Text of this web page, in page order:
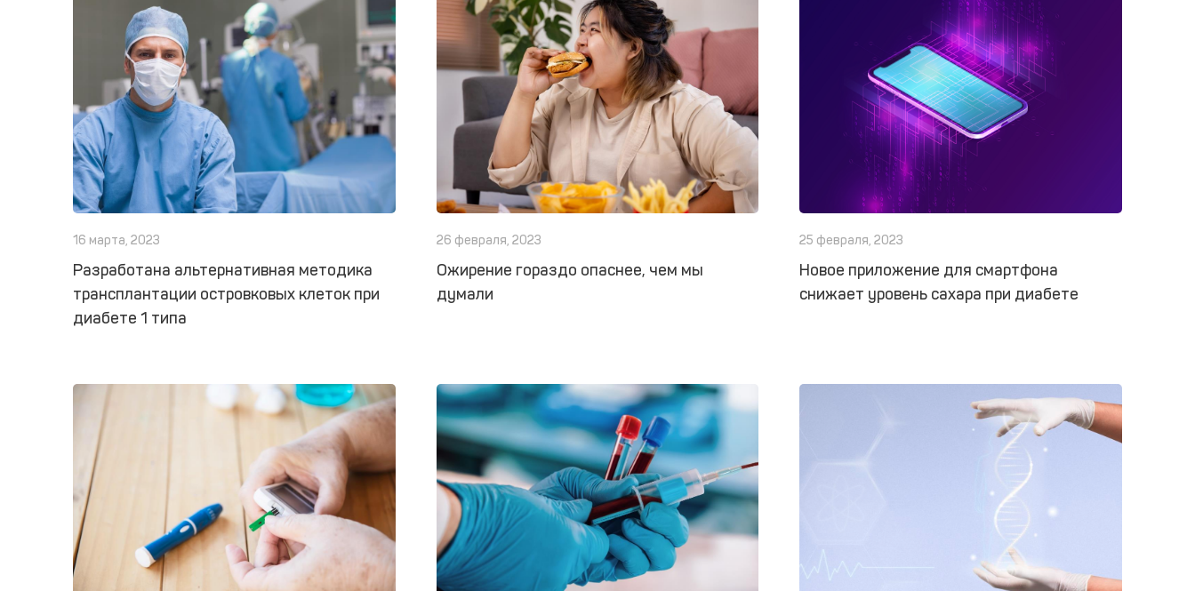
16 марта, 2023
Разработана альтернативная методика
трансплантации островковых клеток при
диабете 1 типа
26 февраля, 2023
Ожирение гораздо опаснее, чем мы
думали
25 февраля, 2023
Новое приложение для смартфона
снижает уровень сахара при диабете